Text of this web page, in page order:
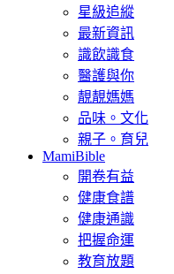
星級追縱
最新資訊
識飲識食
醫護與你
靚靚媽媽
品味。文化
親子。育兒
MamiBible
開卷有益
健康食譜
健康通識
把握命運
教育放題